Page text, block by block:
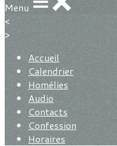
Menu
<
>
Accueil
Calendrier
Homélies
Audio
Contacts
Confession
Horaires